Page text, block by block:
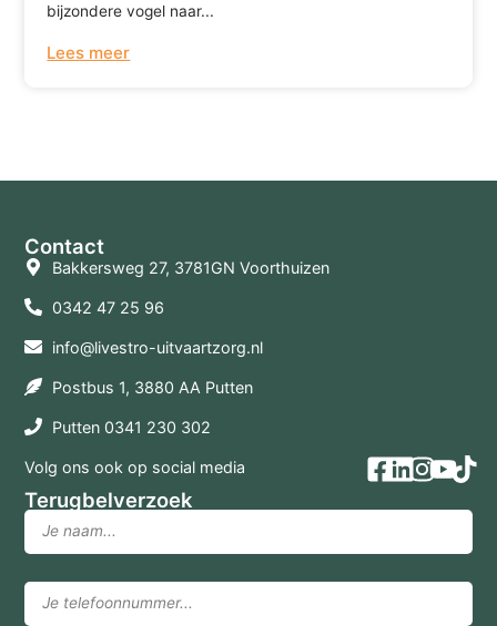
bijzondere vogel naar...
Lees meer
Contact
Bakkersweg 27, 3781GN Voorthuizen
0342 47 25 96
info@livestro-uitvaartzorg.nl
Postbus 1, 3880 AA Putten
Putten 0341 230 302
Volg ons ook op social media
Terugbelverzoek